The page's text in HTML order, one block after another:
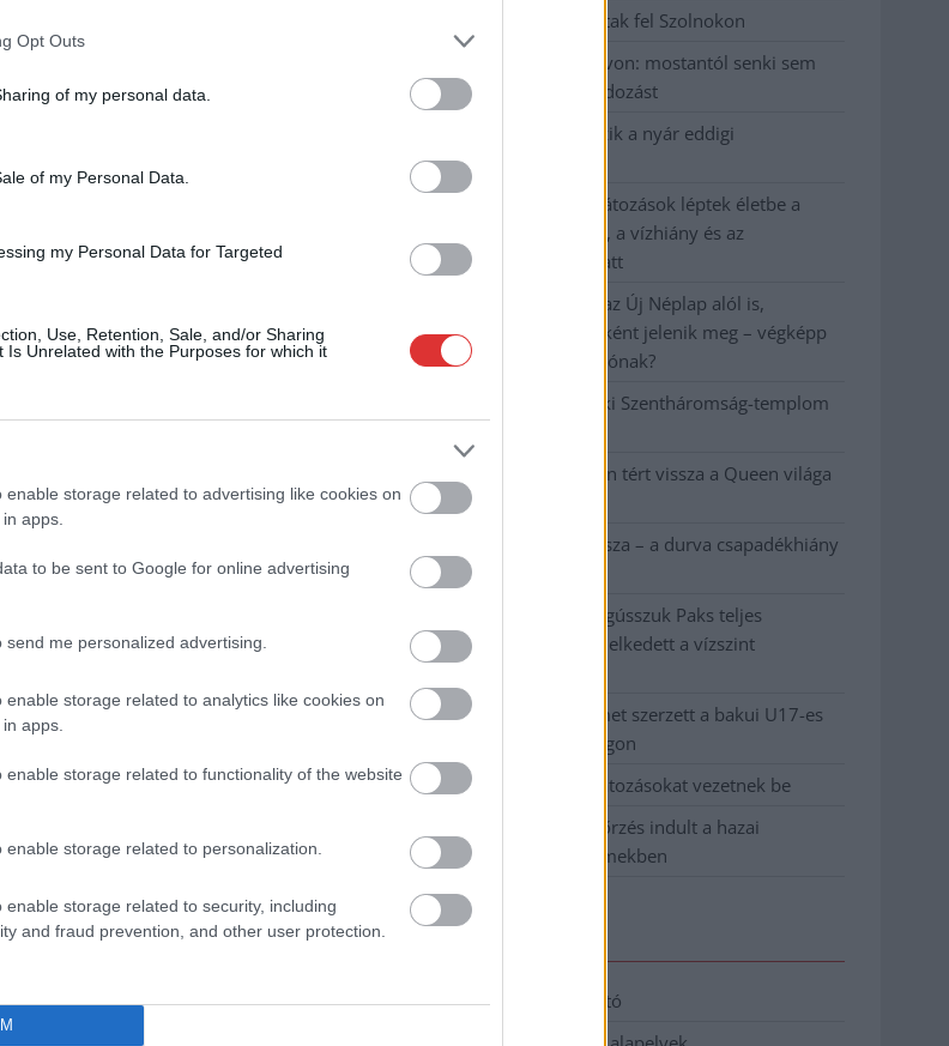
Opt Outs
of my personal data.
of my Personal Data.
my Personal Data for Targeted
Use, Retention, Sale, and/or Sharing
Is Unrelated with the Purposes for which it
enable storage related to advertising like cookies on
apps.
to be sent to Google for online advertising
me personalized advertising.
enable storage related to analytics like cookies on
apps.
enable storage related to functionality of the website
storage related to personalization.
enable storage related to security, including
and fraud prevention, and other user protection.
Hatalmas lángok csaptak fel Szolnokon
Vízitraffipax a Tisza-tavon: mostantól senki sem
úszhatja meg a száguldozást
Szolnokra is megérkezik a nyár eddigi
legkeményebb napja
Már Szolnokon is korlátozások léptek életbe a
tartós hatalmas hőség, a vízhiány és az
áramtakarékosság miatt
A NER kihúzta a talajt az Új Néplap alól is,
immáron csak hetilapként jelenik meg – végképp
vége a nyomtatott sajtónak?
Befejeződött a szolnoki Szentháromság-templom
Szimfonikus köntösben tért vissza a Queen világa
a fővárosba
Ilyen, amikor „fél” a Tisza – a durva csapadékhiány
nagyon meglátszik
Lehet, hogy mégis megússzuk Paks teljes
leállítását, némileg emelkedett a vízszint
Tugyi Zétény ezüstérmet szerzett a bakui U17-es
birkózó-világbajnokságon
Jászberényben is korlátozásokat vezetnek be
Átfogó országos ellenőrzés indult a hazai
akkumulátoripari üzemekben
Elérhetőség
Adatkezelési tájékoztató